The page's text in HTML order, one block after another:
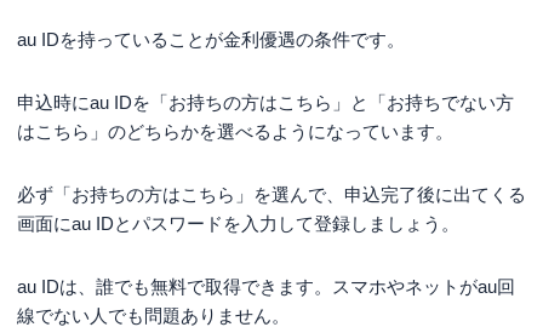
au IDを持っていることが金利優遇の条件です。
申込時にau IDを「お持ちの方はこちら」と「お持ちでない方
はこちら」のどちらかを選べるようになっています。
必ず「お持ちの方はこちら」を選んで、申込完了後に出てくる
画面にau IDとパスワードを入力して登録しましょう。
au IDは、誰でも無料で取得できます。スマホやネットがau回
線でない人でも問題ありません。